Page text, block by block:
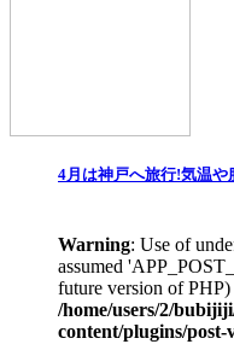
4月は神戸へ旅行!気温や
Warning: Use of
assumed
future version of PHP)
/home/users/2/
content/plugins/post-